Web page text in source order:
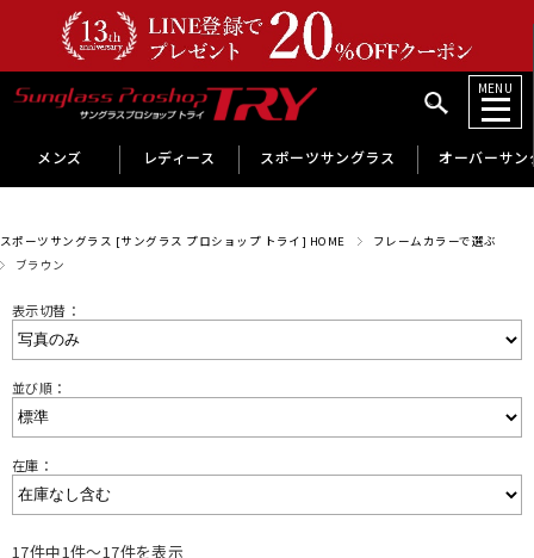
MENU
メンズ レディース スポーツサングラス オーバーサン
スポーツサングラス [サングラス プロショップ トライ] HOME
フレームカラーで選ぶ
ブラウン
表示切替：
並び順：
在庫：
17件中1件～17件を表示